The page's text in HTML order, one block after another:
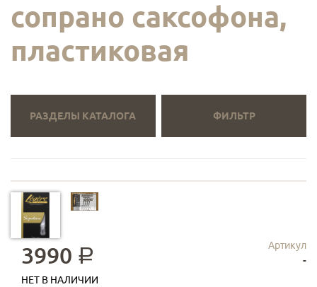
РАЗДЕЛЫ КАТАЛОГА ФИЛЬТР
сопрано саксофона,
пластиковая
3990 a
НЕТ В НАЛИЧИИ
Артикул
-